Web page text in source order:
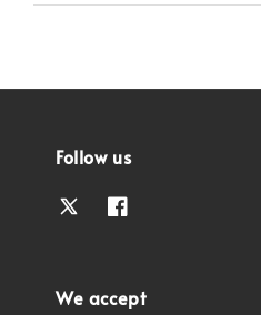
Follow us
We accept